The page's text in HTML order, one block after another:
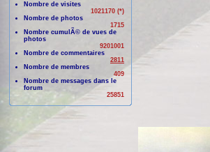
Nombre de visites
1021170 (*)
Nombre de photos
1715
Nombre cumulÃ© de vues de
photos
9201001
Nombre de commentaires
2811
Nombre de membres
409
Nombre de messages dans le
forum
25851